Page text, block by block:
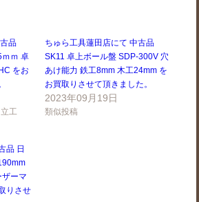
品
ｍ 卓
をお
工
ちゅら工具蓮田店にて 中古品
SK11 卓上ボール盤 SDP-300V 穴
あけ能力 鉄工8mm 木工24mm を
お買取りさせて頂きました。
2023年09月19日
類似投稿
品 日
ーマ
りさせ